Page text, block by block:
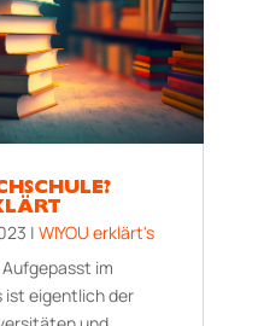
| WIYOU erklärt's
im
ist eigentlich der